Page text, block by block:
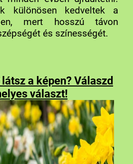
különösen kedveltek a
mert hosszú távon
és színességét.
a képen? Válaszd
választ!